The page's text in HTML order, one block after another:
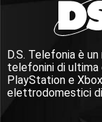
D.S. Telefonia è
telefonini di ultima
PlayStation e
elettrodomestici di